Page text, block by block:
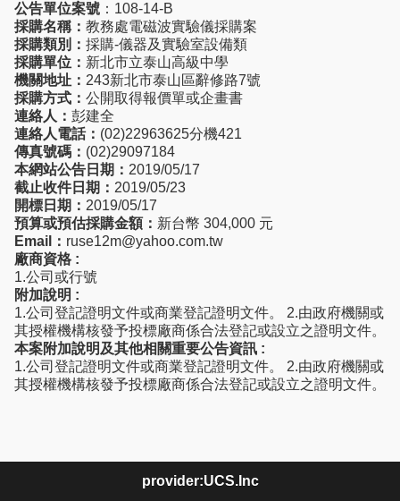
公告單位案號 ：108-14-B
採購名稱： 教務處電磁波實驗儀採購案
採購類別： 採購-儀器及實驗室設備類
採購單位： 新北市立泰山高級中學
機關地址： 243新北市泰山區辭修路7號
採購方式： 公開取得報價單或企畫書
連絡人： 彭建全
連絡人電話： (02)22963625分機421
傳真號碼： (02)29097184
本網站公告日期： 2019/05/17
截止收件日期： 2019/05/23
開標日期： 2019/05/17
預算或預估採購金額： 新台幣 304,000 元
Email： ruse12m@yahoo.com.tw
廠商資格 :
1.公司或行號
附加說明 :
1.公司登記證明文件或商業登記證明文件。 2.由政府機關或
其授權機構核發予投標廠商係合法登記或設立之證明文件。
本案附加說明及其他相關重要公告資訊 :
1.公司登記證明文件或商業登記證明文件。 2.由政府機關或
其授權機構核發予投標廠商係合法登記或設立之證明文件。
provider:UCS.Inc